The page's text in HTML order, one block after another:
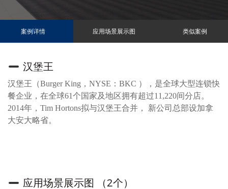
案例详情 应用场景展示图 类似案例
汉堡王
汉堡王（Burger King，NYSE：BKC ），是全球大型连锁快
餐企业，在全球61个国家及地区拥有超过11,220间分店。
2014年，Tim Hortons拟与汉堡王合并， 新公司总部设加拿
大安大略省。
应用场景展示图 （2个）